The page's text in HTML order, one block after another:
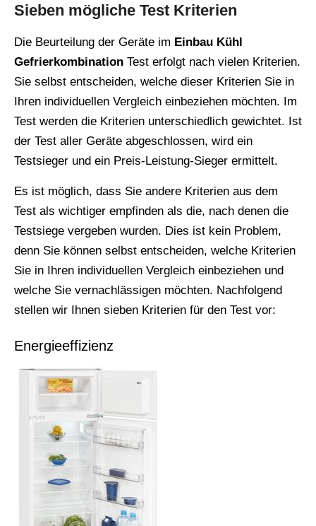
Sieben mögliche Test Kriterien
Die Beurteilung der Geräte im Einbau Kühl
Gefrierkombination Test erfolgt nach vielen Kriterien.
Sie selbst entscheiden, welche dieser Kriterien Sie in
Ihren individuellen Vergleich einbeziehen möchten. Im
Test werden die Kriterien unterschiedlich gewichtet. Ist
der Test aller Geräte abgeschlossen, wird ein
Testsieger und ein Preis-Leistung-Sieger ermittelt.
Es ist möglich, dass Sie andere Kriterien aus dem
Test als wichtiger empfinden als die, nach denen die
Testsiege vergeben wurden. Dies ist kein Problem,
denn Sie können selbst entscheiden, welche Kriterien
Sie in Ihren individuellen Vergleich einbeziehen und
welche Sie vernachlässigen möchten. Nachfolgend
stellen wir Ihnen sieben Kriterien für den Test vor:
Energieeffizienz